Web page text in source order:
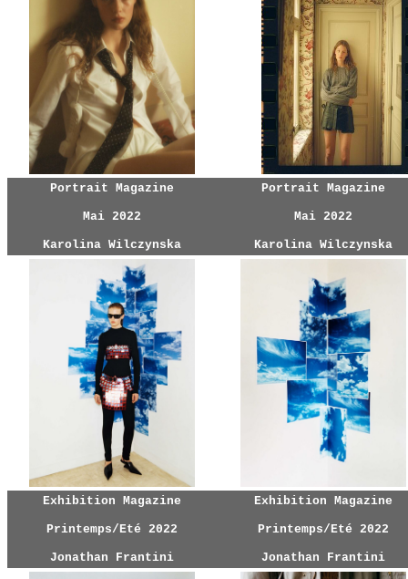
Portrait Magazine
Mai 2022
Karolina Wilczynska
Portrait Magazine
Mai 2022
Karolina Wilczynska
Exhibition Magazine
Printemps/Eté 2022
Jonathan Frantini
Exhibition Magazine
Printemps/Eté 2022
Jonathan Frantini